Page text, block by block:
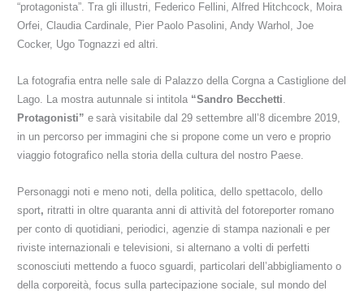
“protagonista”. Tra gli illustri, Federico Fellini, Alfred Hitchcock, Moira
Orfei, Claudia Cardinale, Pier Paolo Pasolini, Andy Warhol, Joe
Cocker, Ugo Tognazzi ed altri.
La fotografia entra nelle sale di Palazzo della Corgna a Castiglione del
Lago. La mostra autunnale si intitola “Sandro Becchetti
Protagonisti”e sarà visitabile dal 29 settembre all’8 dicembre 2019,
in un percorso per immagini che si propone come un vero e proprio
viaggio fotografico nella storia della cultura del nostro Paese.
Personaggi noti e meno noti, della politica, dello spettacolo, dello
sport, ritratti in oltre quaranta anni di attività del fotoreporter romano
per conto di quotidiani, periodici, agenzie di stampa nazionali e per
riviste internazionali e televisioni, si alternano a volti di perfetti
sconosciuti mettendo a fuoco sguardi, particolari dell’abbigliamento o
della corporeità, focus sulla partecipazione sociale, sul mondo del